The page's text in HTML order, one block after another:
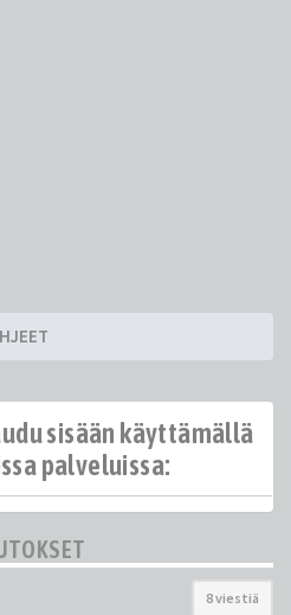
sisään käyttämällä
palveluissa:
8 viestiä